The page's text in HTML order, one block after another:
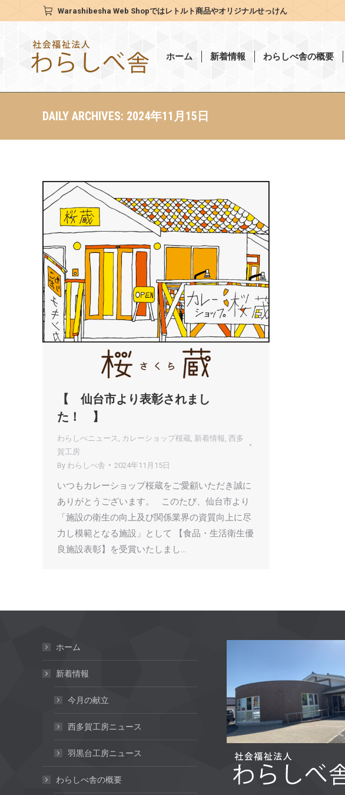
Warashibesha Web Shopではレトルト商品やオリジナルせっけん
ホーム 新着情報 わらしべ舎の概要
DAILY ARCHIVES: 2024年11月15日
【 仙台市より表彰されまし
た！ 】
わらしべニュース カレーショップ桜蔵 新着情報 西多
賀工房
By わらしべ舎 2024年11月15日
いつもカレーショップ桜蔵をご愛顧いただき誠に
ありがとうございます。 このたび、仙台市より
「施設の衛生の向上及び関係業界の資質向上に尽
力し模範となる施設」として 【食品・生活衛生優
良施設表彰】を受賞いたしまし…
ホーム
新着情報
今月の献立
西多賀工房ニュース
羽黒台工房ニュース
わらしべ舎の概要